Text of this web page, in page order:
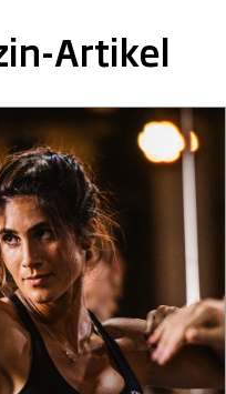
Artikel